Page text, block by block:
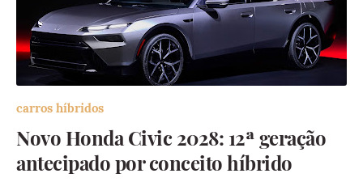
carros híbridos
Novo Honda Civic 2028: 12ª geração
antecipado por conceito híbrido